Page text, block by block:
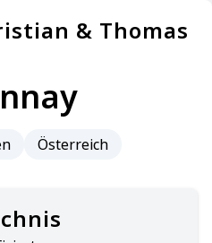
& Thomas
Österreich